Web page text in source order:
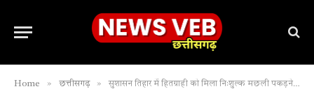
Home » छत्तीसगढ़ » सुशासन तिहार में हितग्राही को मिला निःशुल्क मछली पकड़ने का जाल, 10 वर्षों से मछली पालन कर रहे दुर्गाराम को मिली बड़ी राहत